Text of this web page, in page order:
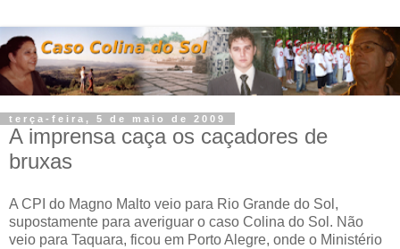
terça-feira, 5 de maio de 2009
A imprensa caça os caçadores de
bruxas
A CPI do Magno Malto veio para Rio Grande do Sol,
supostamente para averiguar o caso Colina do Sol. Não
veio para Taquara, ficou em Porto Alegre, onde o Ministério